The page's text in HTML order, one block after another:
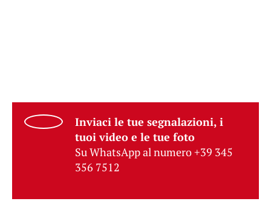
Inviaci le tue segnalazioni, i
tuoi video e le tue foto
Su WhatsApp al numero +39 345
356 7512